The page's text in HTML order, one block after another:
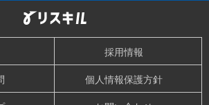
採用情報
個人情報保護方針